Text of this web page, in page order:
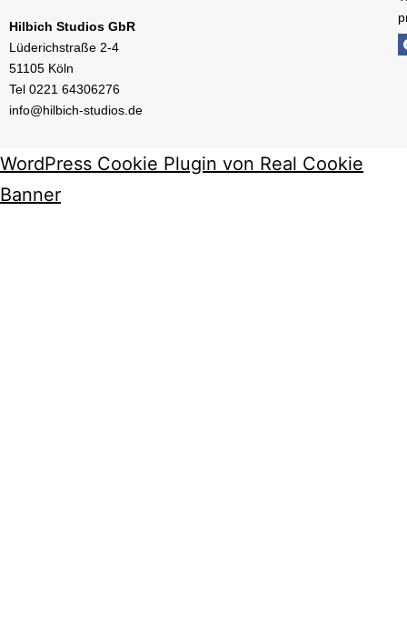
Hilbich Studios GbR
Lüderichstraße 2-4
51105 Köln
Tel 0221 64306276
info@hilbich-studios.de
WordPress Cookie Plugin von Real Cookie
Banner